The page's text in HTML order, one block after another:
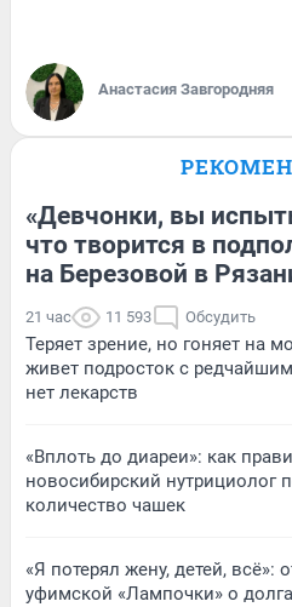
Анастасия Завгородняя
«Девчонки, вы
что творится в
на Березовой в
21 час 11 593 Обсудить
Теряет зрение, но гоняет на
живет подросток с
нет лекарств
«Вплоть до диареи»: как
новосибирский нутрициолог
количество чашек
«Я потерял жену, детей, всё»:
уфимской «Лампочки» о